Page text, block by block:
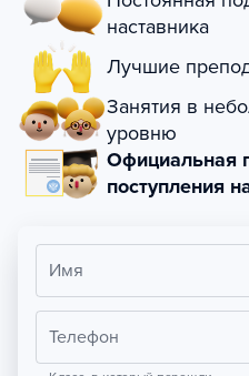
наставника
Лучшие
Занятия в
уровню
Официальная
поступления
Имя
Телефон